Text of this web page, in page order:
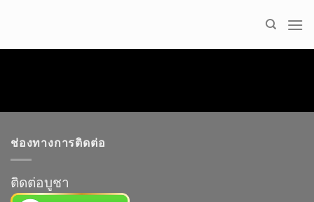
ช่องทางการติดต่อ
ติดต่อบูชา